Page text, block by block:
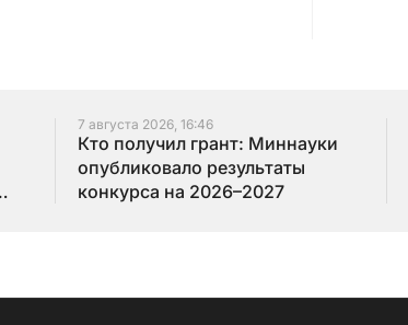
7 августа 2026, 16:46
Кто получил грант: Миннауки
опубликовало результаты
конкурса на 2026–2027